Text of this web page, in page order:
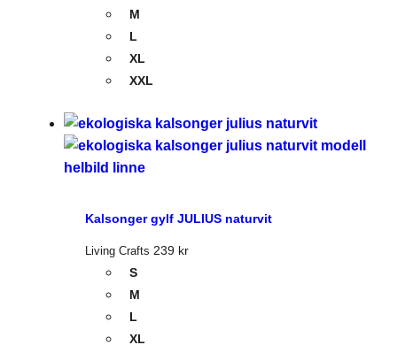
M
L
XL
XXL
Kalsonger gylf JULIUS naturvit
Living Crafts 239 kr
S
M
L
XL